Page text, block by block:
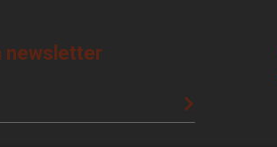
newsletter